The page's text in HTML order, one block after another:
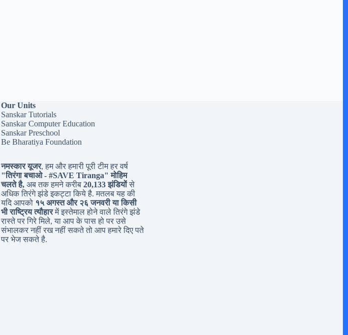
Our Units
Sanskar Tutorials
Sanskar Computer Education
Sanskar Preschool
Be Bharatiya Foundation
नमस्कार यूजर, हम और हमारी पूरी टीम हर वर्ष
"तिरंगा बचाओ - #SAVE Tiranga" मोहिम
चलते है,अब तक हमने करीब 20,133 झंडियोंसे
अधिक तिरंगे झंडे इकट्टा किये है. मतलब यह की
यदि आपको १५ अगस्त और २६ जनवरी या किसी
भी राष्ट्रिय त्यौहारमें इस्तेमाल होने वाले तिरंगे झंडे
रास्ते पर गिरे मिले, या आप के पास हो पर उसे
संभालकर नहीं रख नहीं सकते तो आप हमारे दिए पते
पर भेज सकते है.